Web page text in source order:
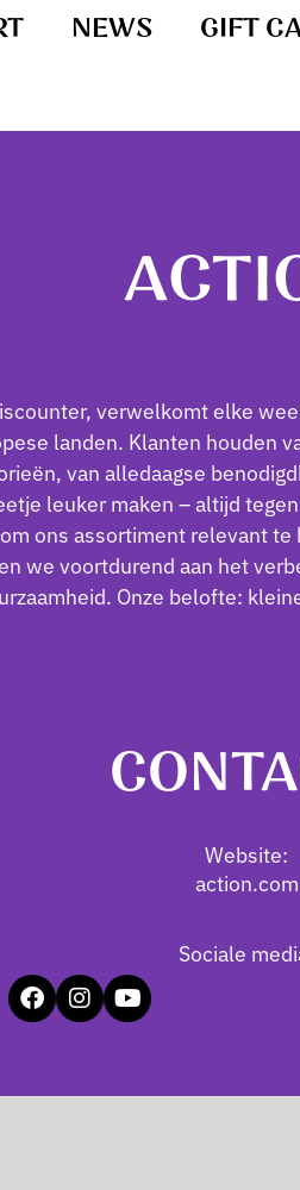
NEWS GIFT
verwelkomt elke
landen. Klanten houden
van alledaagse
leuker maken – altijd
ons assortiment relevant
we voortdurend aan het
Onze belofte:
Website:
action.com
Sociale